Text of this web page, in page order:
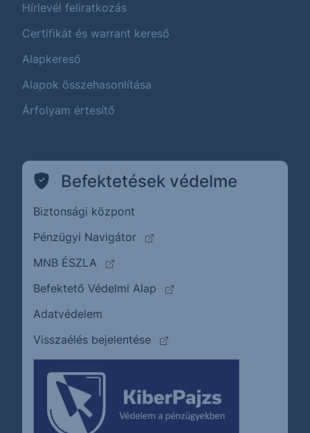
Hírlevél feliratkozás
Certifikát és warrant kereső
Alapkereső
Alapok összehasonlítása
Árfolyam értesítő
Befektetések védelme
Biztonsági központ
Pénzügyi Navigátor
(külső oldalra ugrik)
MNB ÉSZLA
(külső oldalra ugrik)
Befektető Védelmi Alap
(külső oldalra ugrik)
Adatvédelem
Visszaélés bejelentése
(külső oldalra ugrik)